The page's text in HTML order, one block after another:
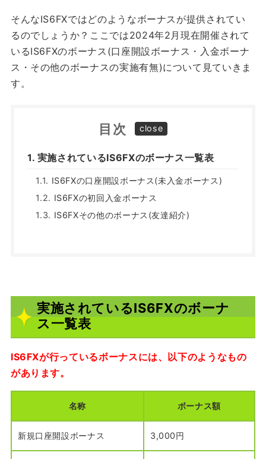
そんなIS6FXではどのようなボーナスが提供されてい
るのでしょうか？ここでは2024年2月現在開催されて
いるIS6FXのボーナス(口座開設ボーナス・入金ボーナ
ス・その他のボーナスの実施有無)について見ていきま
す。
目次
実施されているIS6FXのボーナス一覧表
IS6FXの口座開設ボーナス(未入金ボーナス)
IS6FXの初回入金ボーナス
IS6FXその他のボーナス(友達紹介)
実施されているIS6FXのボーナ
ス一覧表
IS6FXが行っているボーナスには、以下のようなもの
があります。
名称 ボーナス額
新規口座開設ボーナス 3,000円